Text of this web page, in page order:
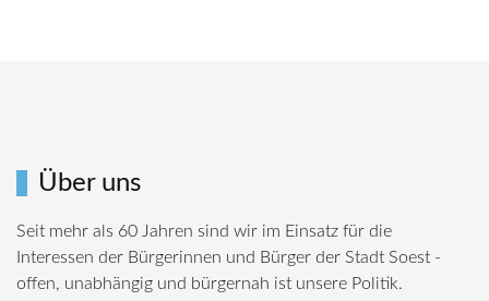
Über uns
Seit mehr als 60 Jahren sind wir im Einsatz für die
Interessen der Bürgerinnen und Bürger der Stadt Soest -
offen, unabhängig und bürgernah ist unsere Politik.